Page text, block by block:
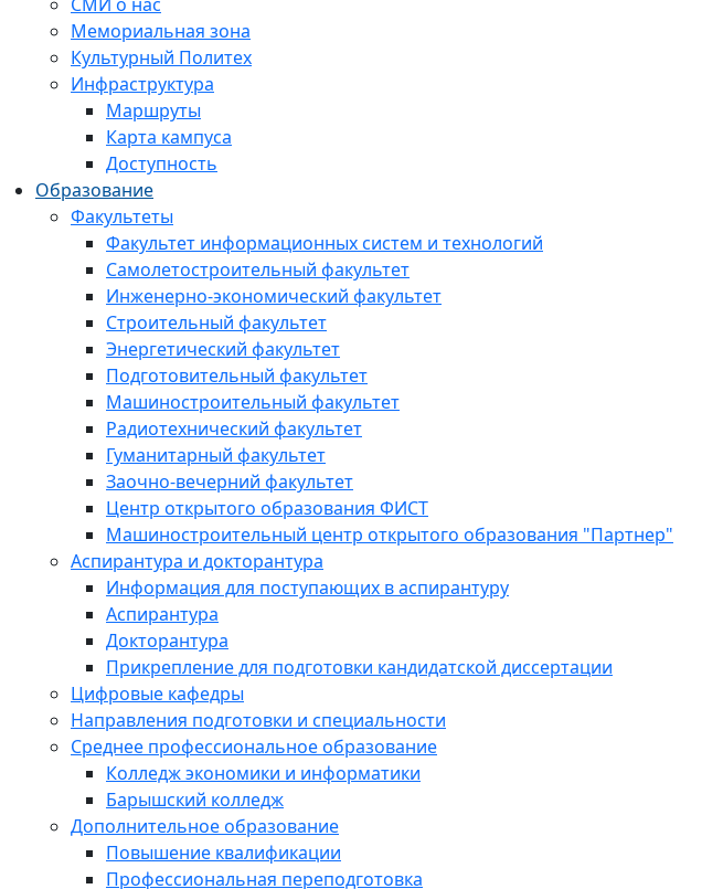
Мемориальная зона
Культурный Политех
Инфраструктура
Маршруты
Карта кампуса
Доступность
Образование
Факультеты
Факультет информационных систем и технологий
Самолетостроительный факультет
Инженерно-экономический факультет
Строительный факультет
Энергетический факультет
Подготовительный факультет
Машиностроительный факультет
Радиотехнический факультет
Гуманитарный факультет
Заочно-вечерний факультет
Центр открытого образования ФИСТ
Машиностроительный центр открытого образования "Партнер"
Аспирантура и докторантура
Информация для поступающих в аспирантуру
Аспирантура
Докторантура
Прикрепление для подготовки кандидатской диссертации
Цифровые кафедры
Направления подготовки и специальности
Среднее профессиональное образование
Колледж экономики и информатики
Барышский колледж
Дополнительное образование
Повышение квалификации
Профессиональная переподготовка